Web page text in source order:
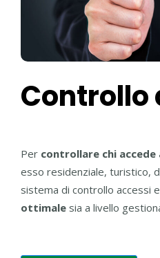
Controllo
Per controllare chi
esso residenziale, turistico,
sistema di controllo accessi
ottimale sia a livello